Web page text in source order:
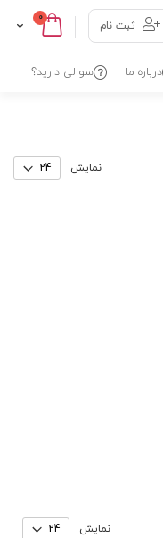
Cart0
ثبت نام
سوالی دارید؟ درباره ما
نمایش
نمایش